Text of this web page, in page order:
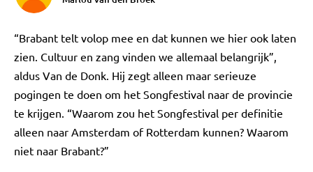
“Brabant telt volop mee en dat kunnen we hier ook laten
zien. Cultuur en zang vinden we allemaal belangrijk”,
aldus Van de Donk. Hij zegt alleen maar serieuze
pogingen te doen om het Songfestival naar de provincie
te krijgen. “Waarom zou het Songfestival per definitie
alleen naar Amsterdam of Rotterdam kunnen? Waarom
niet naar Brabant?”